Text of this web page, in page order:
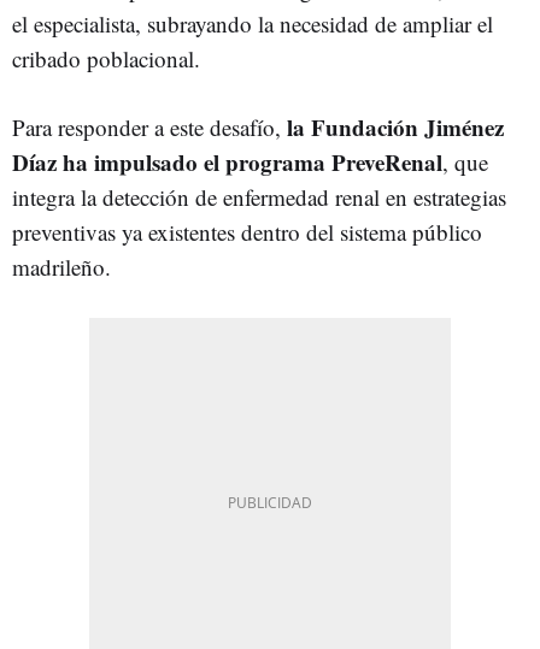
el especialista, subrayando la necesidad de ampliar el
cribado poblacional.
Para responder a este desafío, la Fundación Jiménez
Díaz ha impulsado el programa PreveRenal, que
integra la detección de enfermedad renal en estrategias
preventivas ya existentes dentro del sistema público
madrileño.